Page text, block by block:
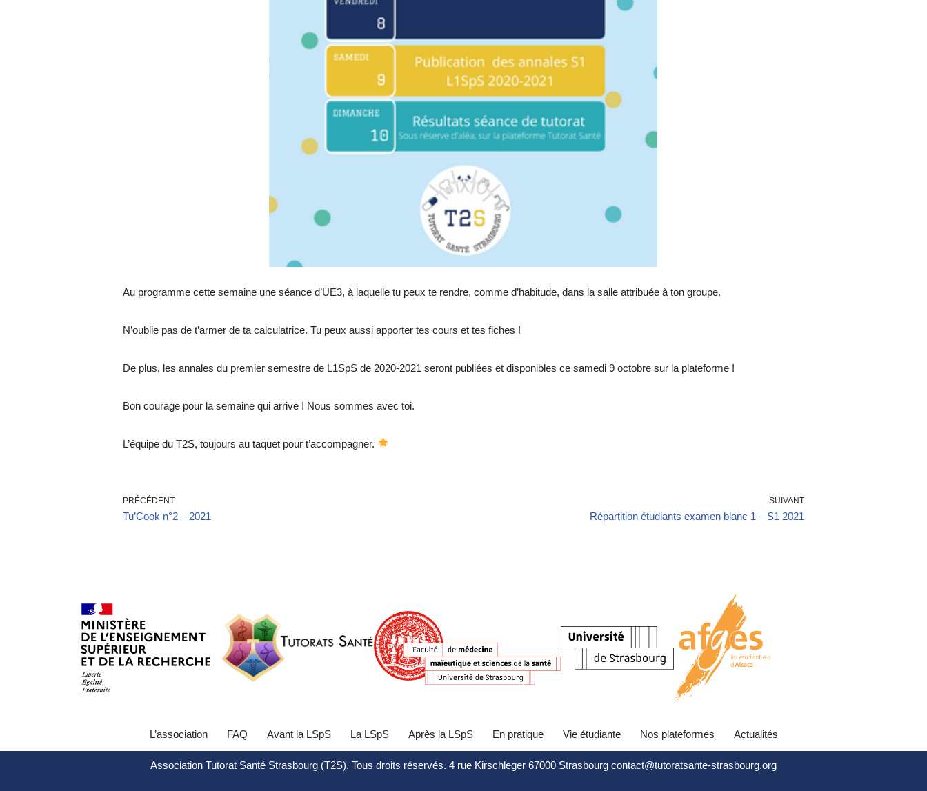
Au programme cette semaine une séance d’UE3, à laquelle tu peux te rendre, comme d’habitude, dans la salle attribuée à ton groupe.
N’oublie pas de t’armer de ta calculatrice. Tu peux aussi apporter tes cours et tes fiches !
De plus, les annales du premier semestre de L1SpS de 2020-2021 seront publiées et disponibles ce samedi 9 octobre sur la plateforme !
Bon courage pour la semaine qui arrive ! Nous sommes avec toi.
L’équipe du T2S, toujours au taquet pour t’accompagner.
PRÉCÉDENT
Tu’Cook n°2 – 2021
SUIVANT
Répartition étudiants examen blanc 1 – S1 2021
L’association FAQ Avant la LSpS La LSpS Après la LSpS En pratique Vie étudiante Nos plateformes Actualités
Association Tutorat Santé Strasbourg (T2S). Tous droits réservés. 4 rue Kirschleger 67000 Strasbourg contact@tutoratsante-strasbourg.org